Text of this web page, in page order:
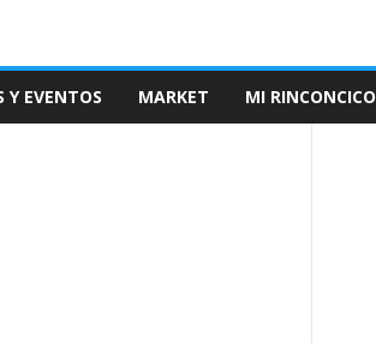
Y EVENTOS MARKET MI RINCONCICO